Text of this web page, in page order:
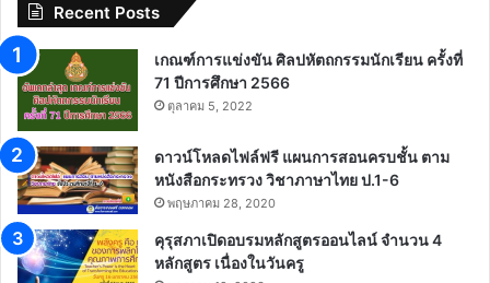
Recent Posts
เกณฑ์การแข่งขัน ศิลปหัตถกรรมนักเรียน ครั้งที่
71 ปีการศึกษา 2566
ตุลาคม 5, 2022
ดาวน์โหลดไฟล์ฟรี แผนการสอนครบชั้น ตาม
หนังสือกระทรวง วิชาภาษาไทย ป.1-6
พฤษภาคม 28, 2020
คุรุสภาเปิดอบรมหลักสูตรออนไลน์ จำนวน 4
หลักสูตร เนื่องในวันครู